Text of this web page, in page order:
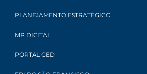
PLANEJAMENTO ESTRATÉGICO
MP DIGITAL
PORTAL GED